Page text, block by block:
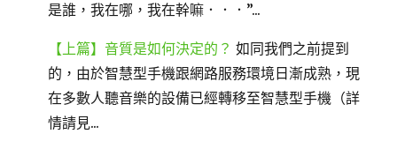
是誰，我在哪，我在幹嘛．．．”...
【上篇】音質是如何決定的？ 如同我們之前提到
的，由於智慧型手機跟網路服務環境日漸成熟，現
在多數人聽音樂的設備已經轉移至智慧型手機（詳
情請見...